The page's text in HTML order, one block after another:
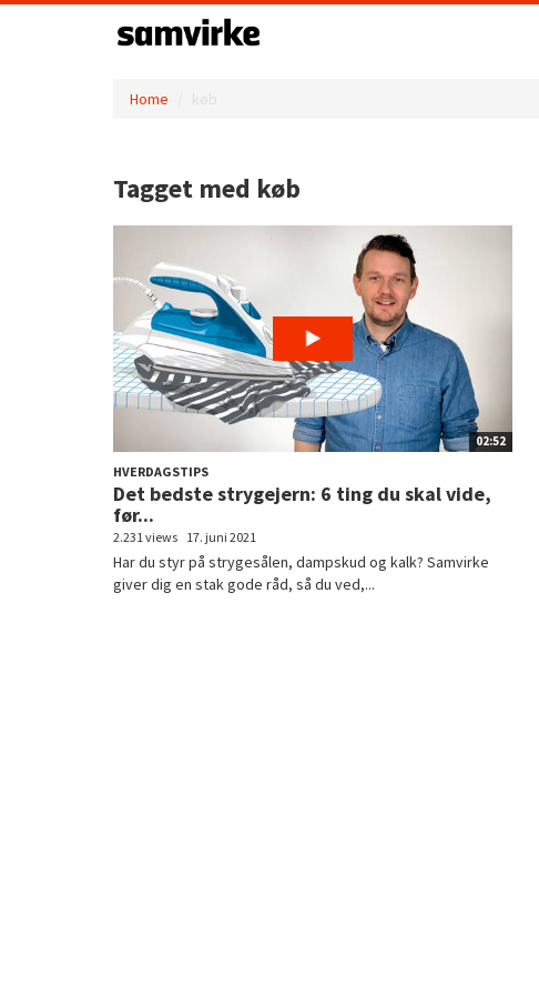
Home køb
Tagget med køb
02:52
HVERDAGSTIPS
Det bedste strygejern: 6 ting du skal vide,
før...
2.231 views 17. juni 2021
Har du styr på strygesålen, dampskud og kalk? Samvirke
giver dig en stak gode råd, så du ved,...